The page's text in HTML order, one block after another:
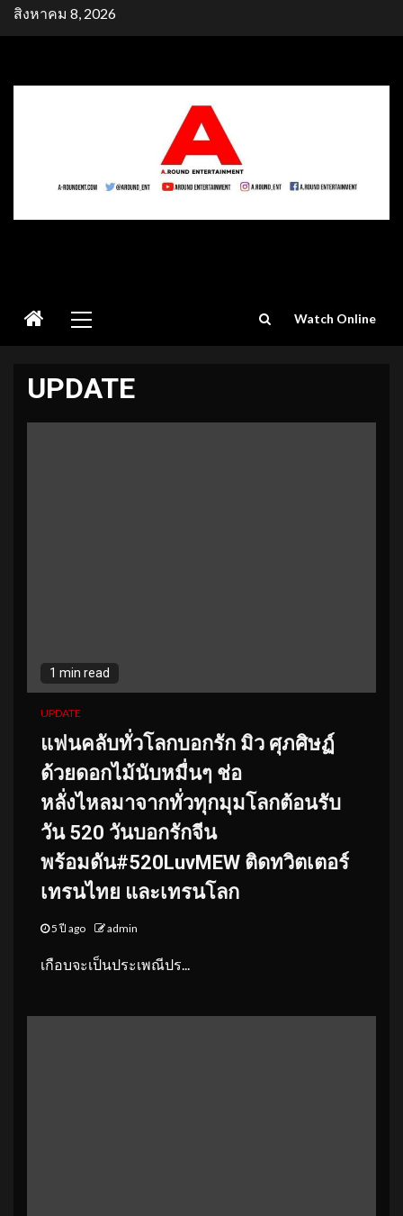
Skipสิงหาคม 8, 2026
Menu
Watch Online
UPDATE
1 min read
UPDATE
แฟนคลับทั่วโลกบอกรัก มิว ศุภศิษฏ์
ด้วยดอกไม้นับหมื่นๆ ช่อ
หลั่งไหลมาจากทั่วทุกมุมโลกต้อนรับ
วัน 520 วันบอกรักจีน
พร้อมดัน#520LuvMEW ติดทวิตเตอร์
เทรนไทย และเทรนโลก
5 ปี ago admin
เกือบจะเป็นประเพณีปร...